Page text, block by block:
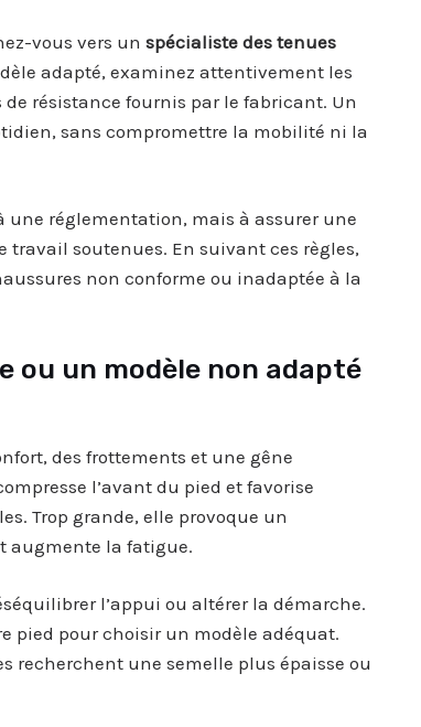
vous vers un spécialiste des tenues
adapté, examinez attentivement les
résistance fournis par le fabricant. Un
sans compromettre la mobilité ni la
une réglementation, mais à assurer une
travail soutenues. En suivant ces règles,
non conforme ou inadaptée à la
ou un modèle non adapté
des frottements et une gêne
l’avant du pied et favorise
Trop grande, elle provoque un
augmente la fatigue.
l’appui ou altérer la démarche.
pied pour choisir un modèle adéquat.
recherchent une semelle plus épaisse ou